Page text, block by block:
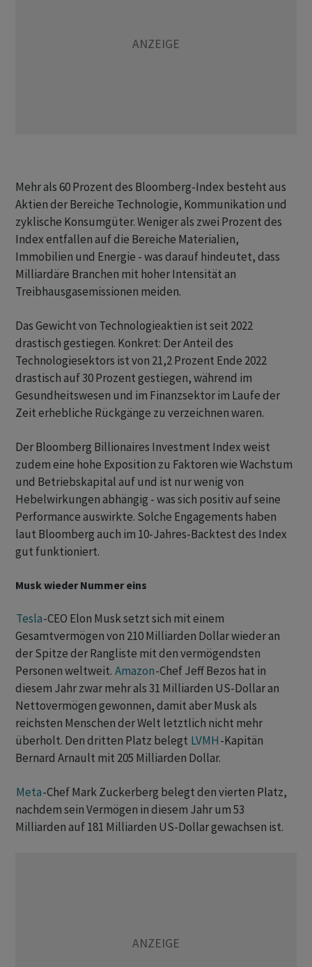
Mehr als 60 Prozent des Bloomberg-Index besteht aus
Aktien der Bereiche Technologie, Kommunikation und
zyklische Konsumgüter. Weniger als zwei Prozent des
Index entfallen auf die Bereiche Materialien,
Immobilien und Energie - was darauf hindeutet, dass
Milliardäre Branchen mit hoher Intensität an
Treibhausgasemissionen meiden.
Das Gewicht von Technologieaktien ist seit 2022
drastisch gestiegen. Konkret: Der Anteil des
Technologiesektors ist von 21,2 Prozent Ende 2022
drastisch auf 30 Prozent gestiegen, während im
Gesundheitswesen und im Finanzsektor im Laufe der
Zeit erhebliche Rückgänge zu verzeichnen waren.
Der Bloomberg Billionaires Investment Index weist
zudem eine hohe Exposition zu Faktoren wie Wachstum
und Betriebskapital auf und ist nur wenig von
Hebelwirkungen abhängig - was sich positiv auf seine
Performance auswirkte. Solche Engagements haben
laut Bloomberg auch im 10-Jahres-Backtest des Index
gut funktioniert.
Musk wieder Nummer eins
Tesla-CEO Elon Musk setzt sich mit einem
Gesamtvermögen von 210 Milliarden Dollar wieder an
der Spitze der Rangliste mit den vermögendsten
Personen weltweit. Amazon-Chef Jeff Bezos hat in
diesem Jahr zwar mehr als 31 Milliarden US-Dollar an
Nettovermögen gewonnen, damit aber Musk als
reichsten Menschen der Welt letztlich nicht mehr
überholt. Den dritten Platz belegt LVMH-Kapitän
Bernard Arnault mit 205 Milliarden Dollar.
Meta-Chef Mark Zuckerberg belegt den vierten Platz,
nachdem sein Vermögen in diesem Jahr um 53
Milliarden auf 181 Milliarden US-Dollar gewachsen ist.